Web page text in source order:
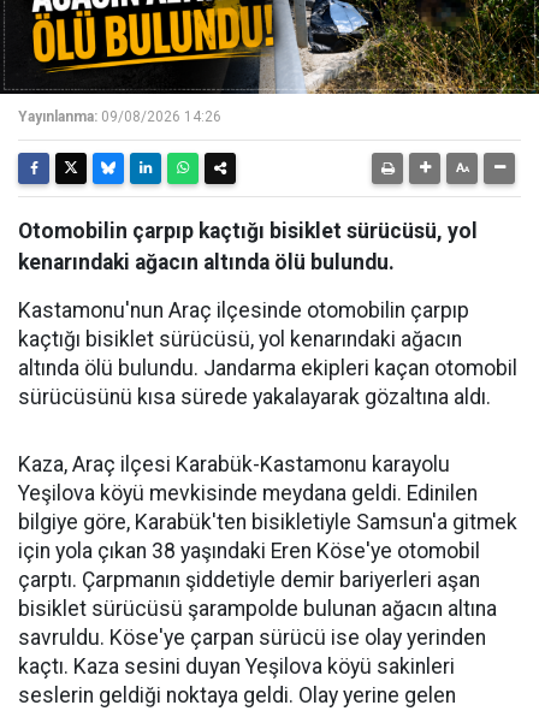
Yayınlanma: 09/08/2026 14:26
Otomobilin çarpıp kaçtığı bisiklet sürücüsü, yol
kenarındaki ağacın altında ölü bulundu.
Kastamonu'nun Araç ilçesinde otomobilin çarpıp
kaçtığı bisiklet sürücüsü, yol kenarındaki ağacın
altında ölü bulundu. Jandarma ekipleri kaçan otomobil
sürücüsünü kısa sürede yakalayarak gözaltına aldı.
Kaza, Araç ilçesi Karabük-Kastamonu karayolu
Yeşilova köyü mevkisinde meydana geldi. Edinilen
bilgiye göre, Karabük'ten bisikletiyle Samsun'a gitmek
için yola çıkan 38 yaşındaki Eren Köse'ye otomobil
çarptı. Çarpmanın şiddetiyle demir bariyerleri aşan
bisiklet sürücüsü şarampolde bulunan ağacın altına
savruldu. Köse'ye çarpan sürücü ise olay yerinden
kaçtı. Kaza sesini duyan Yeşilova köyü sakinleri
seslerin geldiği noktaya geldi. Olay yerine gelen